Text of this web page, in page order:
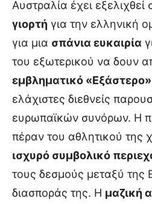
Αυστραλία έχει εξελιχθεί
γιορτή για την ελληνική
για μια σπάνια ευκαιρία
του εξωτερικού να δουν
εμβληματικό «Εξάστερο»
ελάχιστες διεθνείς
ευρωπαϊκών συνόρων. Η
πέραν του αθλητικού της
ισχυρό συμβολικό
τους δεσμούς μεταξύ της
διασποράς της. Η μαζική